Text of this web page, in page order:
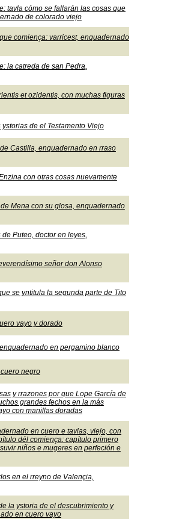
tavla cómo se fallarán las cosas que
de colorado viejo
comiença: varricest, enquadernado
la catreda de san Pedra,
et ozidentis, con muchas figuras
de el Testamento Viejo
Castilla, enquadernado en rraso
con otras cosas nuevamente
Mena con su glosa, enquadernado
Puteo, doctor en leyes,
señor don Alonso
se yntitula la segunda parte de Tito
vayo y dorado
en pergamino blanco
negro
y rrazones por que Lope García de
grandes fechos en la más
con manillas doradas
en cuero e tavlas, viejo, con
dél comiença: capítulo primero
niños e mugeres en perfeción e
en el rreyno de Valençia,
la ystoria de el descubrimiento y
en cuero vayo